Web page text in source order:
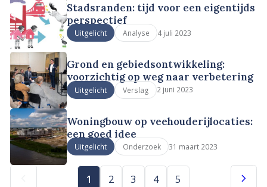
Stadsranden: tijd voor een eigentijds
perspectief
Uitgelicht Analyse 4 juli 2023
Grond en gebiedsontwikkeling:
voorzichtig op weg naar verbetering
Uitgelicht Verslag 2 juni 2023
Woningbouw op veehouderijlocaties:
een goed idee
Uitgelicht Onderzoek 31 maart 2023
1 2 3 4 5